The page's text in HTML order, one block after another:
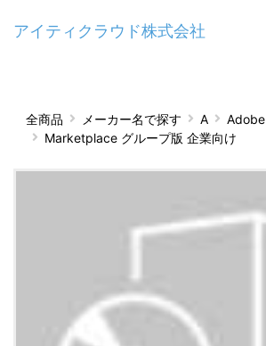
アイティクラウド株式会社
全商品 メーカー名で探す A
Adobe
Marketplace グループ版 企業向け